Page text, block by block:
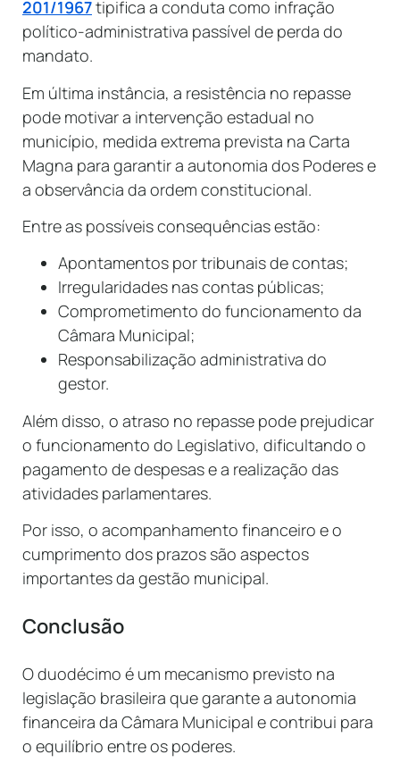
201/1967tipifica a conduta como infração
político-administrativa passível de perda do
mandato.
Em última instância, a resistência no repasse
pode motivar a intervenção estadual no
município, medida extrema prevista na Carta
Magna para garantir a autonomia dos Poderes e
a observância da ordem constitucional.
Entre as possíveis consequências estão:
Apontamentos por tribunais de contas;
Irregularidades nas contas públicas;
Comprometimento do funcionamento da
Câmara Municipal;
Responsabilização administrativa do
gestor.
Além disso, o atraso no repasse pode prejudicar
o funcionamento do Legislativo, dificultando o
pagamento de despesas e a realização das
atividades parlamentares.
Por isso, o acompanhamento financeiro e o
cumprimento dos prazos são aspectos
importantes da gestão municipal.
Conclusão
O duodécimo é um mecanismo previsto na
legislação brasileira que garante a autonomia
financeira da Câmara Municipal e contribui para
o equilíbrio entre os poderes.